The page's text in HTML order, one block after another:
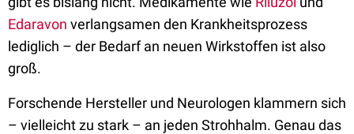
Edaravon verlangsamen den Krankheitsprozess
lediglich – der Bedarf an neuen Wirkstoffen ist also
groß.
Forschende Hersteller und Neurologen klammern sich
– vielleicht zu stark – an jeden Strohhalm. Genau das